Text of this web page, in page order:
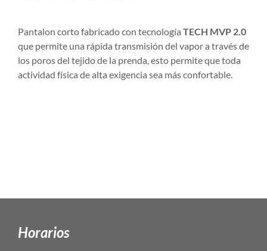
Pantalon corto fabricado con tecnología TECH MVP 2.0
que permite una rápida transmisión del vapor a través de
los poros del tejido de la prenda, esto permite que toda
actividad física de alta exigencia sea más confortable.
Horarios